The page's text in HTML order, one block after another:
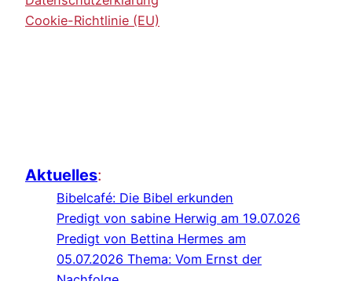
Cookie-Richtlinie (EU)
Aktuelles:
Bibelcafé: Die Bibel erkunden
Predigt von sabine Herwig am 19.07.026
Predigt von Bettina Hermes am
05.07.2026 Thema: Vom Ernst der